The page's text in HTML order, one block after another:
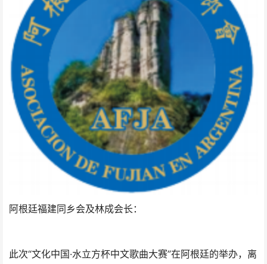
阿根廷福建同乡会及林成会长：
此次“文化中国·水立方杯中文歌曲大赛”在阿根廷的举办，离